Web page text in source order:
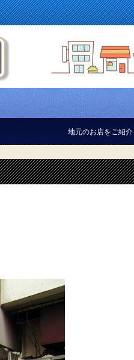
地元のお店をご紹介しています！